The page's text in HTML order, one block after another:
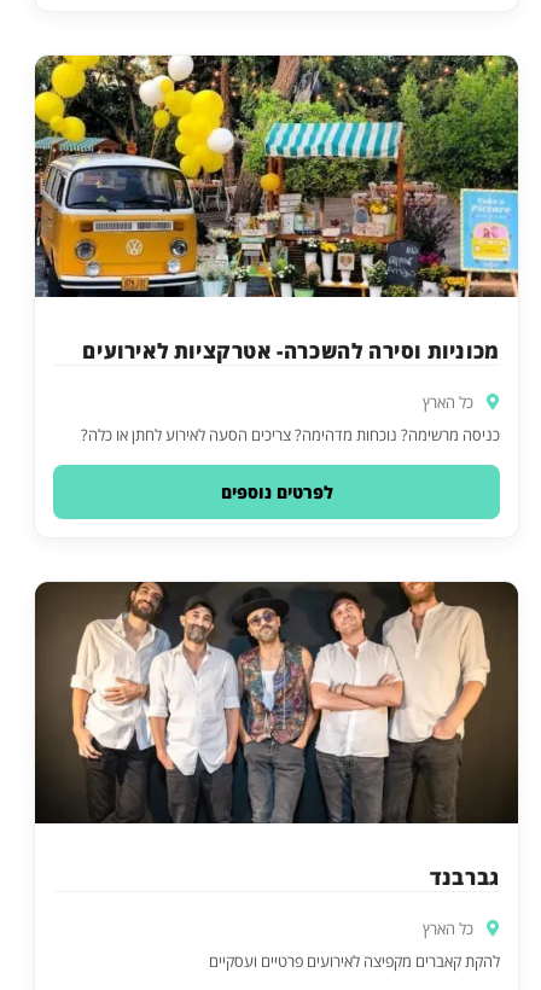
מכוניות וסירה להשכרה- אטרקציות לאירועים
כל הארץ
כניסה מרשימה? נוכחות מדהימה? צריכים הסעה לאירוע לחתן או כלה?
לפרטים נוספים
גברבנד
כל הארץ
להקת קאברים מקפיצה לאירועים פרטיים ועסקיים